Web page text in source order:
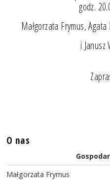
godz.
Małgorzata Frymus,
i Janusz
O nas
Małgorzata Frymus